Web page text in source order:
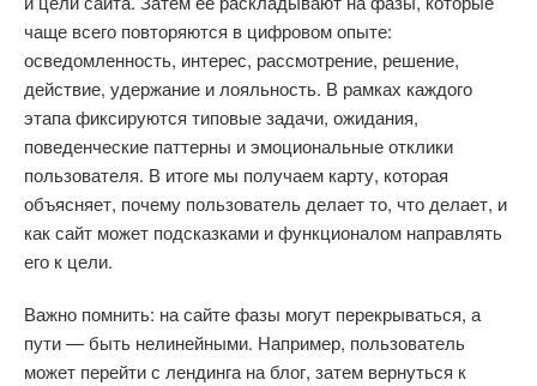
чаще всего повторяются в цифровом опыте:
осведомленность, интерес, рассмотрение, решение,
действие, удержание и лояльность. В рамках каждого
этапа фиксируются типовые задачи, ожидания,
поведенческие паттерны и эмоциональные отклики
пользователя. В итоге мы получаем карту, которая
объясняет, почему пользователь делает то, что делает, и
как сайт может подсказками и функционалом направлять
его к цели.
Важно помнить: на сайте фазы могут перекрываться, а
пути — быть нелинейными. Например, пользователь
может перейти с лендинга на блог, затем вернуться к